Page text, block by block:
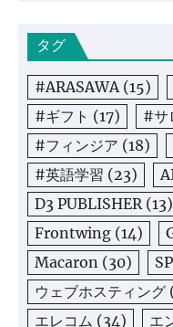
タグ
#ARASAWA (15)
#ギフト (17) #サ
#フィンジア (18)
#英語学習 (23)
D3 PUBLISHER (13)
Frontwing (14)
Macaron (30)
ウェブホスティング
エレコム (34) エ